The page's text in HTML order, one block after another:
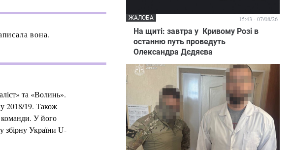
вона.
та «Волинь».
2018/19. Також
команди. У його
збірну України U-
На щиті: завтра у Кривому Розі в
останню путь проведуть
Олександра Дєдяєва
ЖАЛОБА 15:43 - 07/08/26